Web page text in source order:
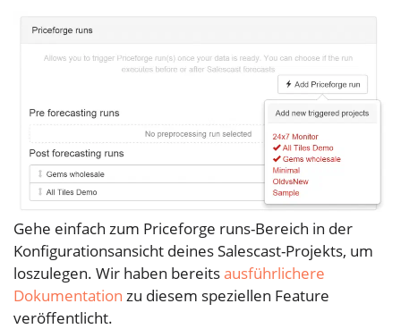
Gehe einfach zum Priceforge runs-Bereich in der
Konfigurationsansicht deines Salescast-Projekts, um
loszulegen. Wir haben bereitsausführlichere
Dokumentation zu diesem speziellen Feature
veröffentlicht.